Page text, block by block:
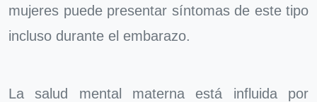
mujeres puede presentar síntomas de este tipo
incluso durante el embarazo.
La salud mental materna está influida por